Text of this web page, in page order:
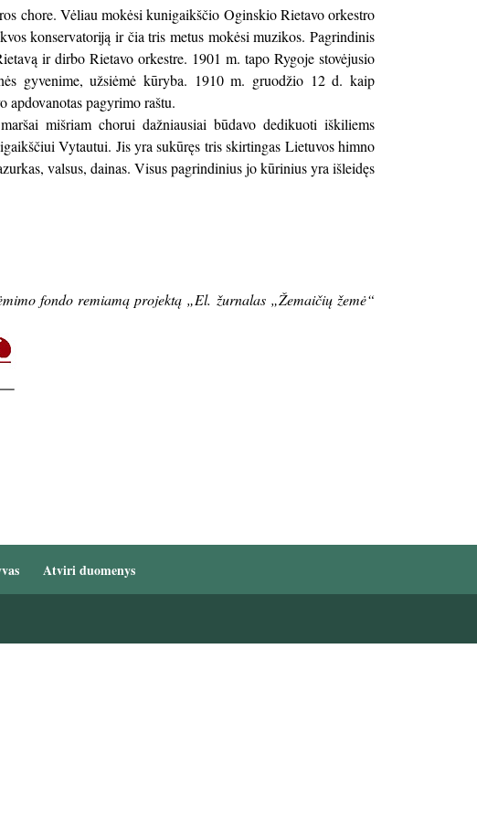
chore. Vėliau mokėsi kunigaikščio Oginskio Rietavo orkestro
konservatoriją ir čia tris metus mokėsi muzikos. Pagrindinis
ir dirbo Rietavo orkestre. 1901 m. tapo Rygoje stovėjusio
gyvenime, užsiėmė kūryba. 1910 m. gruodžio 12 d. kaip
pagyrimo raštu.
mišriam chorui dažniausiai būdavo dedikuoti iškiliems
Vytautui. Jis yra sukūręs tris skirtingas Lietuvos himno
valsus, dainas. Visus pagrindinius jo kūrinius yra išleidęs
fondo remiamą projektą „El. žurnalas „Žemaičių žemė“
Atviri duomenys